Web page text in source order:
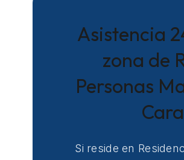
Asistencia
zona de
Personas
Si reside en